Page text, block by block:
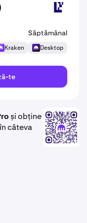
EIGEN
Săptămânal
Kraken Desktop
te
și obține
câteva